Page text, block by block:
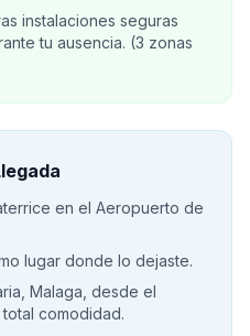
instalaciones seguras
tu ausencia. (3 zonas
en el Aeropuerto de
lugar donde lo dejaste.
Malaga, desde el
comodidad.